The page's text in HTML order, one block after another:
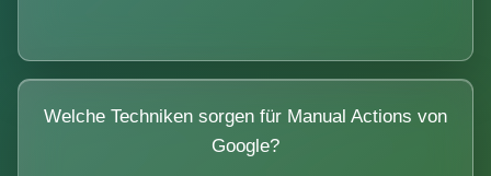
Welche Techniken sorgen für Manual Actions von
Google?